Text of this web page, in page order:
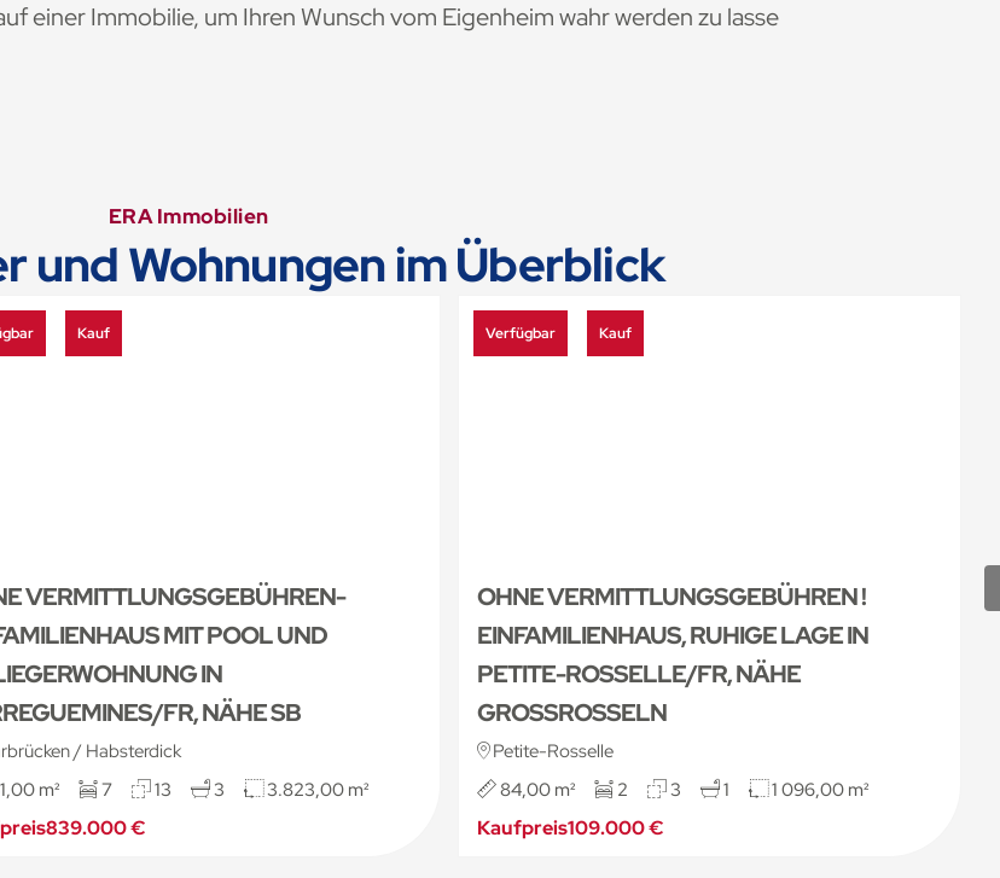
einer Immobilie, um Ihren Wunsch vom Eigenheim wahr werden zu lasse
ERA Immobilien
und Wohnungen im Überblick
Kauf
VERMITTLUNGSGEBÜHREN-
MIT POOL UND
IN
FR, NÄHE SB
/ Habsterdick
m²
7 13 3 3.823,00 m²
839.000 €
Verfügbar Kauf
OHNE VERMITTLUNGSGEBÜHREN !
EINFAMILIENHAUS, RUHIGE LAGE IN
PETITE-ROSSELLE/FR, NÄHE
GROSSROSSELN
Petite-Rosselle
84,00 m²
2 3 1 1 096,00 m²
Kaufpreis109.000 €